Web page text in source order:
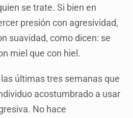
se trate. Si bien en
presión con agresividad,
suavidad, como dicen: se
miel que con hiel.
últimas tres semanas que
acostumbrado a usar
No hace